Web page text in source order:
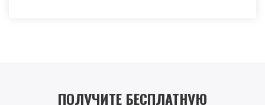
ПОЛУЧИТЕ БЕСПЛАТНУЮ